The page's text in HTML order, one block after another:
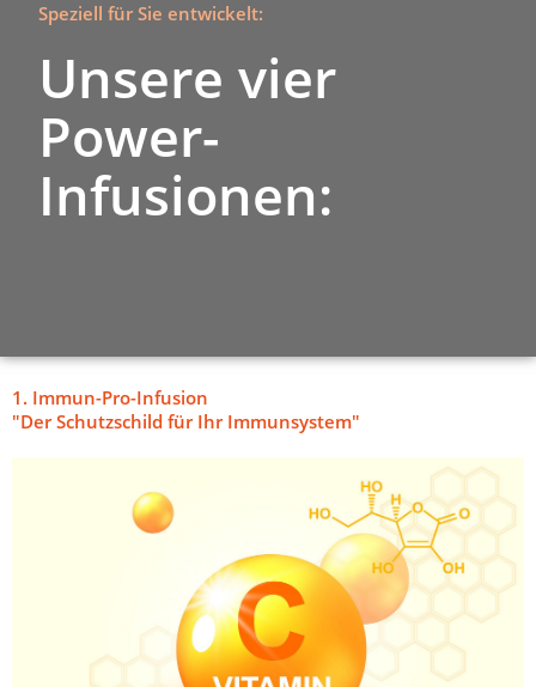
Speziell für Sie entwickelt:
Unsere vier
Power-
Infusionen:
1. Immun-Pro-Infusion
"Der Schutzschild für Ihr Immunsystem"